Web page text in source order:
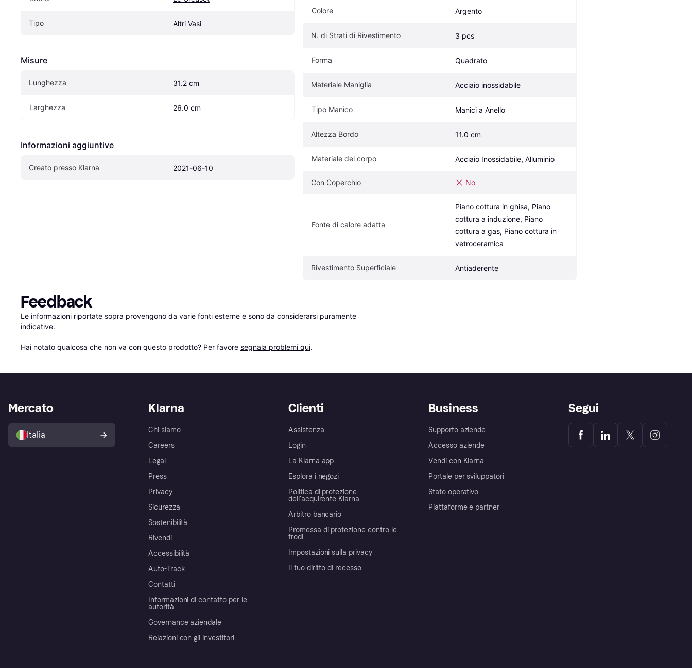
Tipo Altri Vasi
Misure
Lunghezza 31.2 cm
Larghezza 26.0 cm
Informazioni aggiuntive
Creato presso Klarna 2021-06-10
Colore Argento
N. di Strati di Rivestimento 3 pcs
Forma Quadrato
Materiale Maniglia Acciaio inossidabile
Tipo Manico Manici a Anello
Altezza Bordo 11.0 cm
Materiale del corpo Acciaio Inossidabile, Alluminio
Con Coperchio No
Fonte di calore adatta
Piano cottura in ghisa, Piano
cottura a induzione, Piano
cottura a gas, Piano cottura in
vetroceramica
Rivestimento Superficiale Antiaderente
Feedback
Le informazioni riportate sopra provengono da varie fonti esterne e sono da considerarsi puramente
indicative.
Hai notato qualcosa che non va con questo prodotto? Per favore segnala problemi qui.
Klarna
Chi siamo
Careers
Legal
Press
Privacy
Sicurezza
Sostenibilità
Rivendi
Accessibilità
Auto-Track
Contatti
Informazioni di contatto per le
autorità
Governance aziendale
Relazioni con gli investitori
Clienti
Assistenza
Login
La Klarna app
Esplora i negozi
Politica di protezione
dell'acquirente Klarna
Arbitro bancario
Promessa di protezione contro le
frodi
Impostazioni sulla privacy
Il tuo diritto di recesso
Business
Supporto aziende
Accesso aziende
Vendi con Klarna
Portale per sviluppatori
Stato operativo
Piattaforme e partner
Mercato
Italia
Segui